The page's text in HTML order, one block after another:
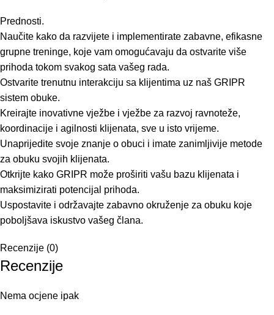
Prednosti.
Naučite kako da razvijete i implementirate zabavne, efikasne
grupne treninge, koje vam omogućavaju da ostvarite više
prihoda tokom svakog sata vašeg rada.
Ostvarite trenutnu interakciju sa klijentima uz naš GRIPR
sistem obuke.
Kreirajte inovativne vježbe i vježbe za razvoj ravnoteže,
koordinacije i agilnosti klijenata, sve u isto vrijeme.
Unaprijedite svoje znanje o obuci i imate zanimljivije metode
za obuku svojih klijenata.
Otkrijte kako GRIPR može proširiti vašu bazu klijenata i
maksimizirati potencijal prihoda.
Uspostavite i održavajte zabavno okruženje za obuku koje
poboljšava iskustvo vašeg člana.
Recenzije (0)
Recenzije
Nema ocjene ipak